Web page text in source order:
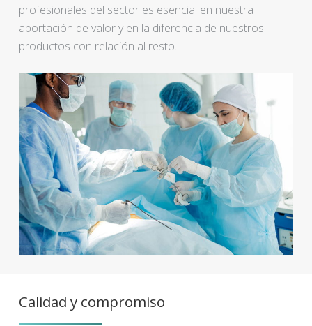
profesionales del sector es esencial en nuestra
aportación de valor y en la diferencia de nuestros
productos con relación al resto.
Calidad y compromiso